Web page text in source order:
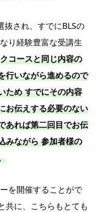
抜され、すでにBLSの
り経験豊富な受講生
コースと同じ内容の
行いながら進めるので
ため すでにその内容
お伝えする必要のない
あれば第二回目でお伝
みながら 参加者様の
を開催することがで
共に、こちらもとても